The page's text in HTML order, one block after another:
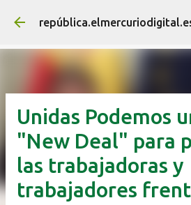
Ir al contenido
Unidas Podemos
"New Deal" para
las trabajadoras y
trabajadores